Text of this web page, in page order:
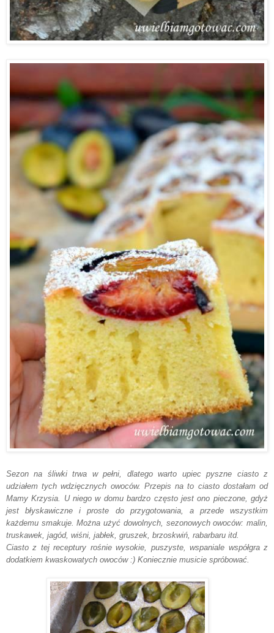
Sezon na śliwki trwa w pełni, dlatego warto upiec pyszne ciasto z
udziałem tych wdzięcznych owoców. Przepis na to ciasto dostałam od
Mamy Krzysia. U niego w domu bardzo często jest ono pieczone, gdyż
jest błyskawiczne i proste do przygotowania, a przede wszystkim
każdemu smakuje. Można użyć dowolnych, sezonowych owoców: malin,
truskawek, jagód, wiśni, jabłek, gruszek, brzoskwiń, rabarbaru itd.
Ciasto z tej receptury rośnie wysokie, puszyste, wspaniale współgra z
dodatkiem kwaskowatych owoców :) Koniecznie musicie spróbować.